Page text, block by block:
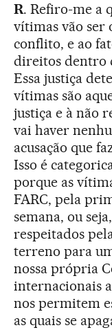
R. Refiro-me a
vítimas vão ser
conflito, e ao
direitos dentro
Essa justiça
vítimas são
justiça e à não
vai haver
acusação que
Isso é
porque as
FARC, pela
semana, ou
respeitados
terreno para
nossa própria
internacionais
nos permitem
as quais se